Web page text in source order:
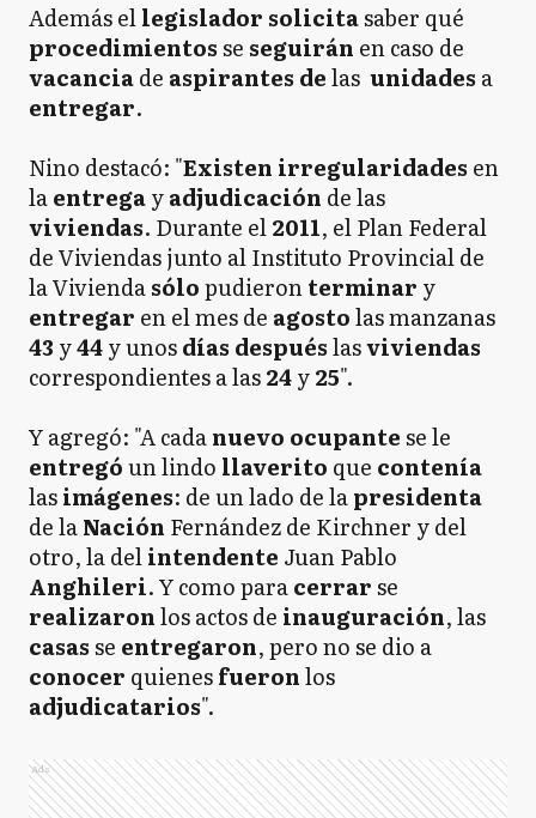
Además ellegislador solicitasaber qué
procedimientosse seguirán en caso de
vacanciade aspirantes delas unidades a
entregar.
Nino destacó: "Existen irregularidades en
laentregayadjudicación de las
viviendas. Durante el2011, el Plan Federal
de Viviendas junto al Instituto Provincial de
la Viviendasólopudieronterminar y
entregar en el mes de agostolas manzanas
43 y44y unosdías despuéslasviviendas
correspondientes a las24y25".
Y agregó: "A cadanuevo ocupantese le
entregóun lindo llaverito que contenía
lasimágenes: de un lado de lapresidenta
de laNación Fernández de Kirchner y del
otro, la delintendente Juan Pablo
Anghileri. Y como paracerrarse
realizaronlos actos de inauguración, las
casasse entregaron, pero no se dio a
conocer quienesfueronlos
adjudicatarios".
Ads